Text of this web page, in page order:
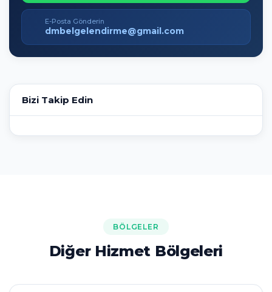
E-Posta Gönderin
dmbelgelendirme@gmail.com
Bizi Takip Edin
BÖLGELER
Diğer Hizmet Bölgeleri